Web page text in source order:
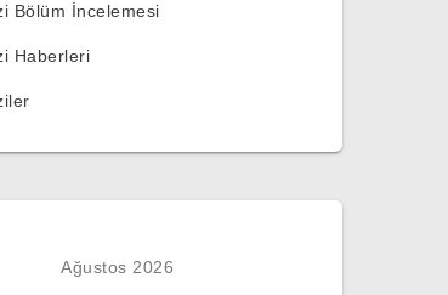
Bölüm İncelemesi
Haberleri
Ağustos 2026